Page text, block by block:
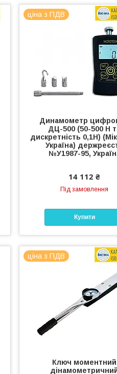
ціна з ПДВ
Динамометр
ДЦ-500 (50-500 Н
дискретність 0,1Н)
Україна)
№У1987-95,
14 112 ₴
Під замовлення
Купити
ціна з ПДВ
Ключ моментний